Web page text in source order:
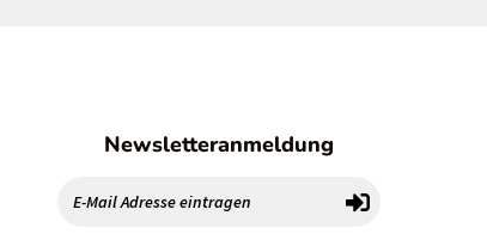
Newsletteranmeldung